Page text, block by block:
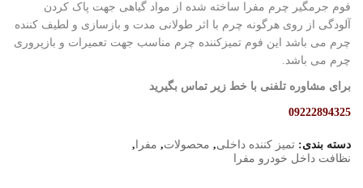
فوم جرمگیر چرم مفرا ساخته شده از مواد گیاهی جهت پاک کردن
آلودگی از روی هرگونه چرم با اثر طولانی مدت و بازسازی و لطیف کننده
چرم می باشد این فوم تمیزکننده چرم مناسب جهت تعمیرات و بازپروری
چرم می باشد.
برای مشاوره تلفنی با خط زیر تماس بگیرید
09222894325
دسته بندی: تمیز کننده داخلی, محصولات, مفرا ,
نظافت داخل خودرو مفرا